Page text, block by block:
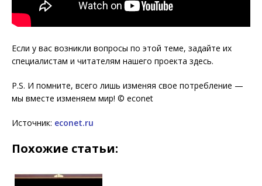
Если у вас возникли вопросы по этой теме, задайте их
специалистам и читателям нашего проекта здесь.
P.S. И помните, всего лишь изменяя свое потребление —
мы вместе изменяем мир! © econet
Источник: econet.ru
Похожие статьи: